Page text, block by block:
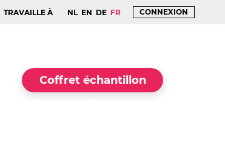
TRAVAILLE À NL EN DE FR CONNEXION
Coffret échantillon